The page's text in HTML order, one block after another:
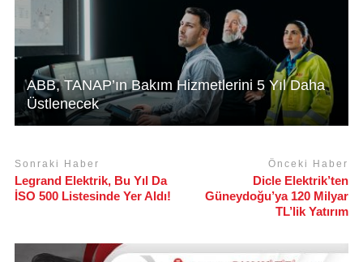
ABB, TANAP’ın Bakım Hizmetlerini 5 Yıl Daha
Üstlenecek
Sonraki Haber
Legrand Elektrik, Bu Yıl Da
İSO 500 Listesinde Yer Aldı!
Önceki Haber
Dicle Elektrik’ten
Güneydoğu’ya 120 Milyar
TL’lik Yatırım